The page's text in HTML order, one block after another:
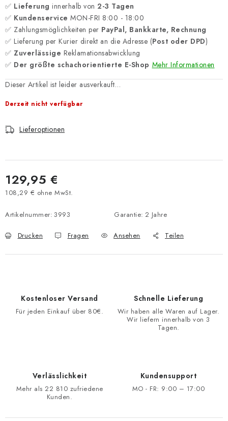
✅ Lieferung innerhalb von 2-3 Tagen
✅ Kundenservice MON-FRI 8:00 - 18:00
✅ Zahlungsmöglichkeiten per PayPal, Bankkarte, Rechnung
✅ Lieferung per Kurier direkt an die Adresse (Post oder DPD)
✅ Zuverlässige Reklamationsabwicklung
✅ Der größte schachorientierte E-Shop Mehr Informationen
Dieser Artikel ist leider ausverkauft…
Derzeit nicht verfügbar
Lieferoptionen
129,95 €
108,29 € ohne MwSt.
Artikelnummer: 3993 Garantie: 2 Jahre
Drucken Fragen Ansehen Teilen
Kostenloser Versand
Für jeden Einkauf über 80€.
Schnelle Lieferung
Wir haben alle Waren auf Lager.
Wir liefern innerhalb von 3
Tagen.
Verlässlichkeit
Mehr als 22 810 zufriedene
Kunden.
Kundensupport
MO - FR: 9:00 – 17:00